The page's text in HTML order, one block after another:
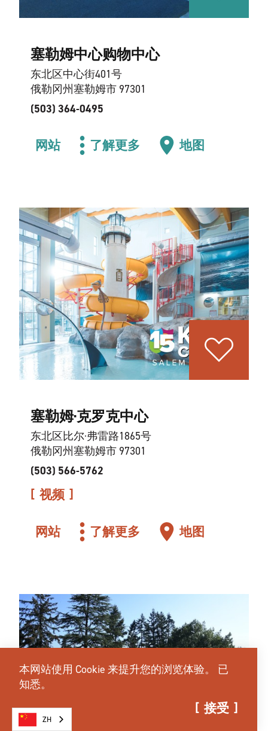
塞勒姆中心购物中心
东北区中心街401号
俄勒冈州塞勒姆市 97301
(503) 364-0495
网站 了解更多 地图
塞勒姆·克罗克中心
东北区比尔·弗雷路1865号
俄勒冈州塞勒姆市 97301
(503) 566-5762
视频
网站 了解更多 地图
本网站使用 Cookie 来提升您的浏览体验。 已
知悉。
接受
ZH